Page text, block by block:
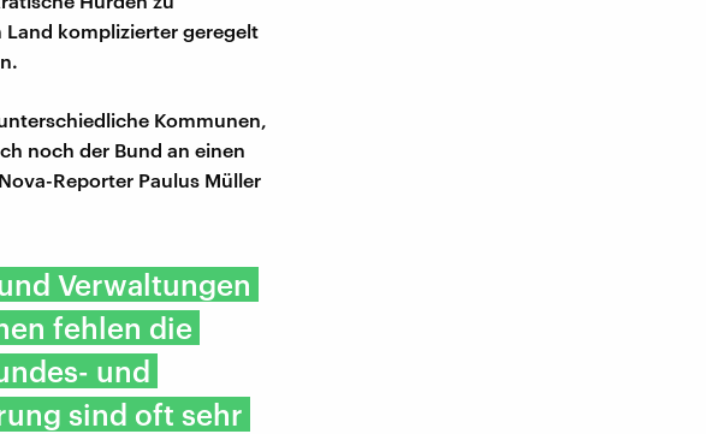
komplizierter geregelt
Kommunen,
noch der Bund an einen
Reporter Paulus Müller
Verwaltungen
fehlen die
und
sind oft sehr